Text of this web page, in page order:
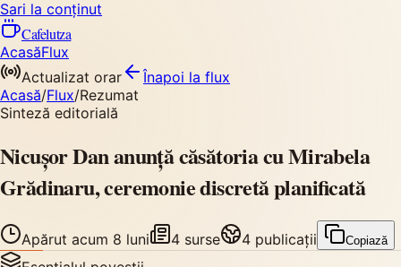
Sari la conținut
Cafelutza
AcasăFlux
Actualizat orar
Înapoi la flux
Acasă/Flux/Rezumat
Sinteză editorială
Nicușor Dan anunță căsătoria cu Mirabela
Grădinaru, ceremonie discretă planificată
Apărut acum 8 luni 4 surse 4 publicații Copiază